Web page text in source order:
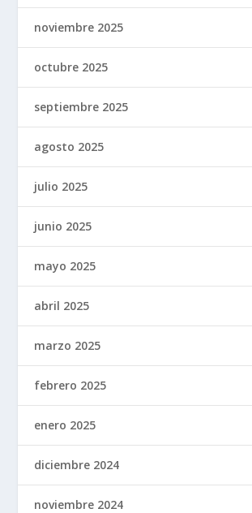
noviembre 2025
octubre 2025
septiembre 2025
agosto 2025
julio 2025
junio 2025
mayo 2025
abril 2025
marzo 2025
febrero 2025
enero 2025
diciembre 2024
noviembre 2024